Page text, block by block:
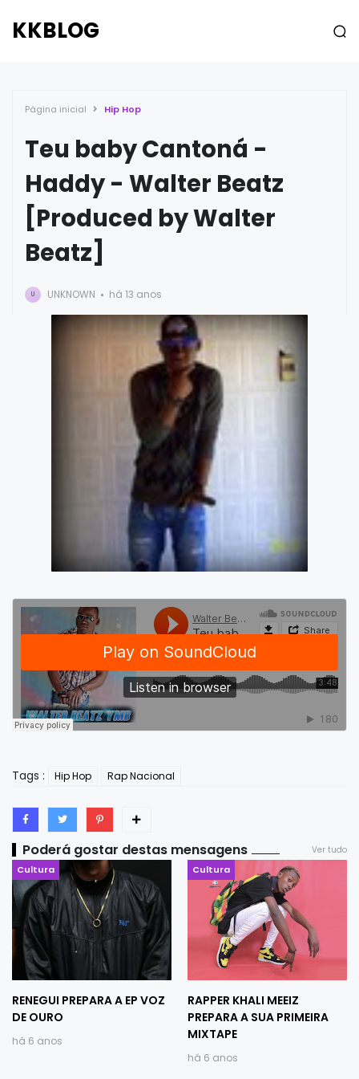
KKBLOG
Página inicial Hip Hop
Teu baby Cantoná -
Haddy - Walter Beatz
[Produced by Walter
Beatz]
U UNKNOWN há 13 anos
Tags : Hip Hop Rap Nacional
Poderá gostar destas mensagens Ver tudo
Cultura
RENEGUI PREPARA A EP VOZ
DE OURO
há 6 anos
Cultura
RAPPER KHALI MEEIZ
PREPARA A SUA PRIMEIRA
MIXTAPE
há 6 anos